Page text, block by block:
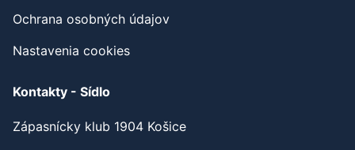
Ochrana osobných údajov
Nastavenia cookies
Kontakty - Sídlo
Zápasnícky klub 1904 Košice